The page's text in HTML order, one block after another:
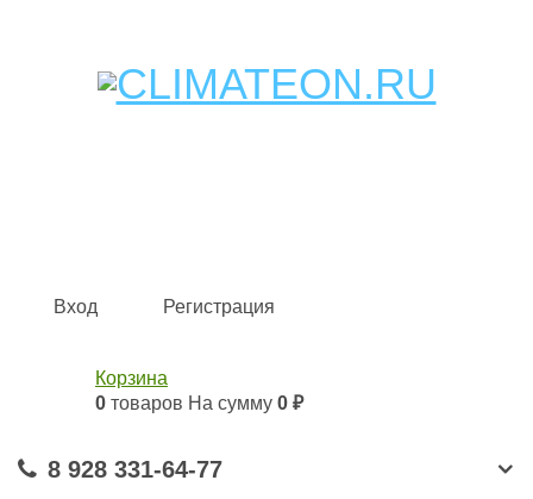
Кондиционеры и сплит-системы, газовые котлы,
Вход Регистрация
Корзина
0 товаров На сумму 0 ₽
8 928 331-64-77